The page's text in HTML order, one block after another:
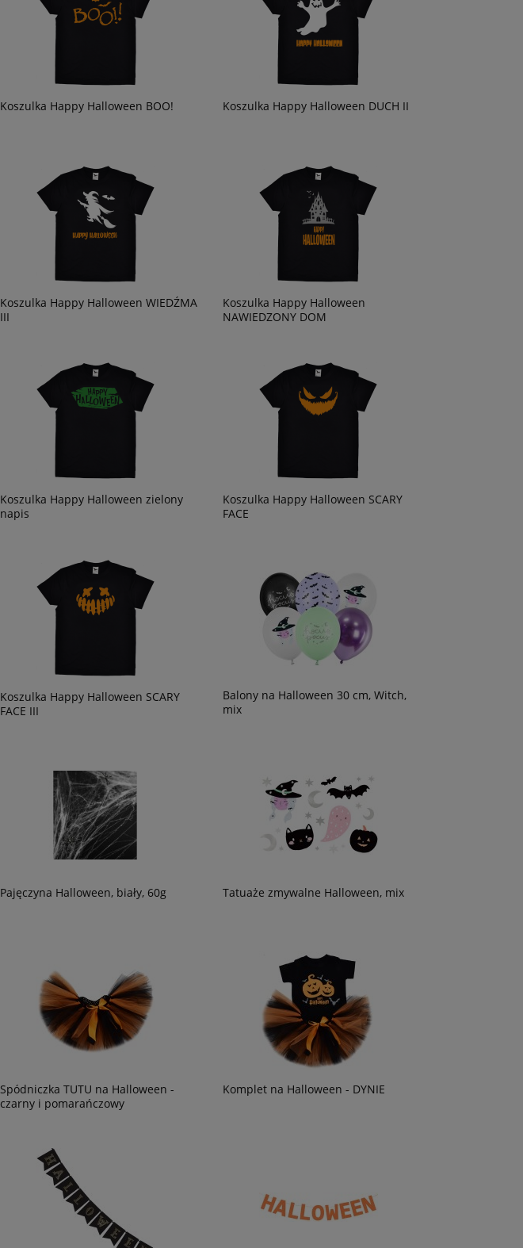
Koszulka Happy Halloween BOO! Koszulka Happy Halloween DUCH II
Koszulka Happy Halloween WIEDŹMA
III
Koszulka Happy Halloween
NAWIEDZONY DOM
Koszulka Happy Halloween zielony
napis
Koszulka Happy Halloween SCARY
FACE
Koszulka Happy Halloween SCARY
FACE III
Balony na Halloween 30 cm, Witch,
mix
Pajęczyna Halloween, biały, 60g Tatuaże zmywalne Halloween, mix
Spódniczka TUTU na Halloween -
czarny i pomarańczowy
Komplet na Halloween - DYNIE